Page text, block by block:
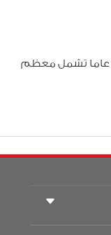
عاما تشمل معظم